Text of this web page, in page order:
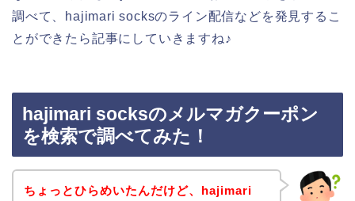
調べて、hajimari socksのライン配信などを発見するこ
とができたら記事にしていきますね♪
hajimari socksのメルマガクーポン
を検索で調べてみた！
ちょっとひらめいたんだけど、hajimari